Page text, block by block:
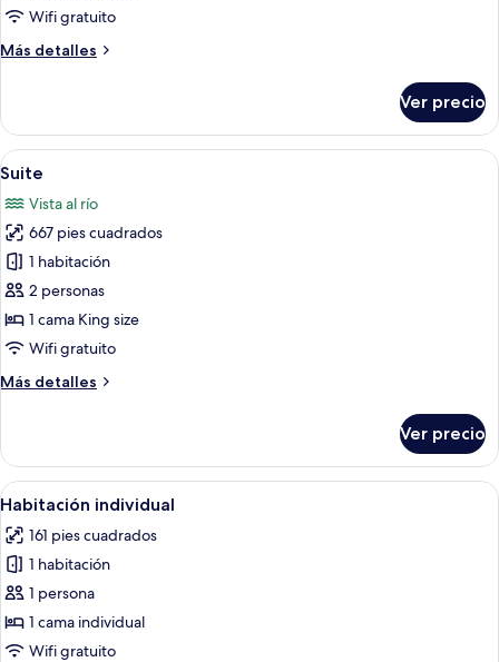
Wifi gratuito
Más detalles
Más
Ver precio
Abrir
todas
las
fotos
de
Suite
Habitación de hotel con cama, sofá,
5
Suite
Vista al río
667 pies cuadrados
1 habitación
2 personas
1 cama King size
Wifi gratuito
Más detalles
Más
Ver precio
Abrir
todas
las
fotos
de
Habitación
individual
Una cama de madera en una
3
Habitación individual
161 pies cuadrados
1 habitación
1 persona
1 cama individual
Wifi gratuito